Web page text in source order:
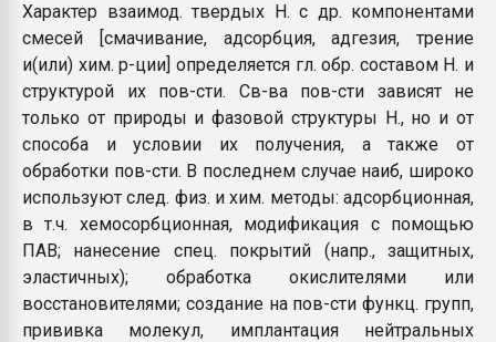
Характер взаимод. твердых Н. с др. компонентами
смесей [смачивание, адсорбция, адгезия, трение
и(или) хим. р-ции] определяется гл. обр. составом Н. и
структурой их пов-сти. Св-ва пов-сти зависят не
только от природы и фазовой структуры Н., но и от
способа и условии их получения, а также от
обработки пов-сти. В последнем случае наиб, широко
используют след. физ. и хим. методы: адсорбционная,
в т.ч. хемосорбционная, модификация с помощью
ПАВ; нанесение спец. покрытий (напр., защитных,
эластичных); обработка окислителями или
восстановителями; создание на пов-сти функц. групп,
прививка молекул, имплантация нейтральных